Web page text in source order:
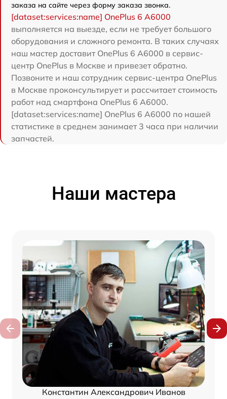
заказа на сайте через форму заказа звонка.
[dataset:services:name] OnePlus 6 A6000
выполняется на выезде, если не требует большого
оборудования и сложного ремонта. В таких случаях
наш мастер доставит OnePlus 6 A6000 в сервис-
центр OnePlus в Москве и привезет обратно.
Позвоните и наш сотрудник сервис-центра OnePlus
в Москве проконсультирует и рассчитает стоимость
работ над смартфона OnePlus 6 A6000.
[dataset:services:name] OnePlus 6 A6000 по нашей
статистике в среднем занимает 3 часа при наличии
запчастей.
Наши мастера
Константин Александрович Иванов